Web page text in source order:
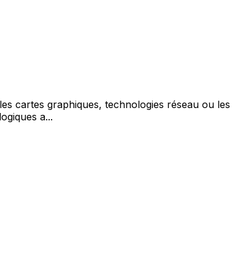
cartes graphiques, technologies réseau ou les
a...